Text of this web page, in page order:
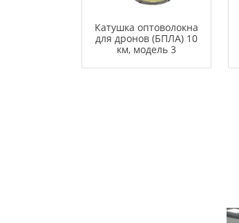
Катушка оптоволокна
для дронов (БПЛА) 10
км, модель 3